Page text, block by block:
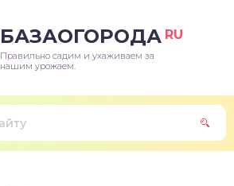
БАЗАОГОРОДА RU
Правильно садим и ухаживаем за
нашим урожаем.